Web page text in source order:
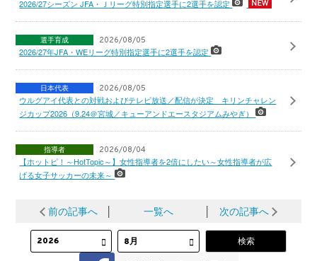
2026/27シーズン JFA・Ｊリーグ特別指定選手に2選手を認定
選手育成 2026/08/05
2026/27年JFA・WEリーグ特別指定選手に2選手を認定
日本代表 2026/08/05
ウルグアイ代表との対戦およびテレビ放送／配信が決定 キリンチャレン
ジカップ2026（9.24＠宮城／キューアンドエースタジアムみやぎ）
指導者 2026/08/04
【ホットピ！～HotTopic～】女性指導者を2倍にしたい～女性指導者が広
げる女子サッカーの未来～
前の記事へ 一覧へ 次の記事へ